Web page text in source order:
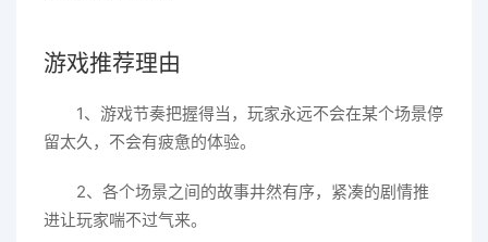
游戏推荐理由
1、游戏节奏把握得当，玩家永远不会在某个场景停
留太久，不会有疲惫的体验。
2、各个场景之间的故事井然有序，紧凑的剧情推
进让玩家喘不过气来。